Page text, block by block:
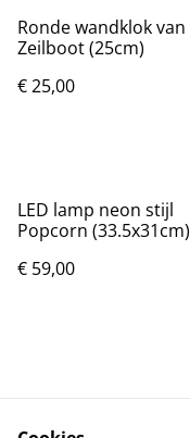
Ronde wandklok
Zeilboot (25cm)
€ 25,00
LED lamp neon stijl
Popcorn (33.5x31cm)
€ 59,00